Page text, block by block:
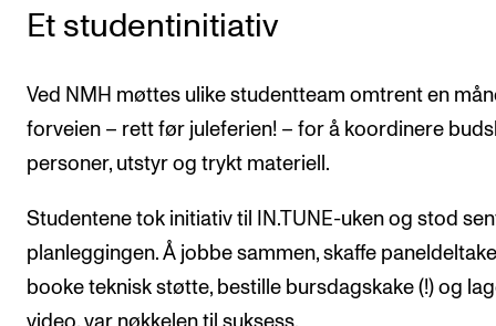
Et studentinitiativ
Ved NMH møttes ulike studentteam omtrent en
forveien – rett før juleferien! – for å koordinere
personer, utstyr og trykt materiell.
Studentene tok initiativ til IN.TUNE-uken og stod
planleggingen. Å jobbe sammen, skaffe
booke teknisk støtte, bestille bursdagskake (!) og